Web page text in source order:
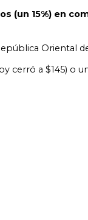
(un 15%) en
Oriental
cerró a $145) o